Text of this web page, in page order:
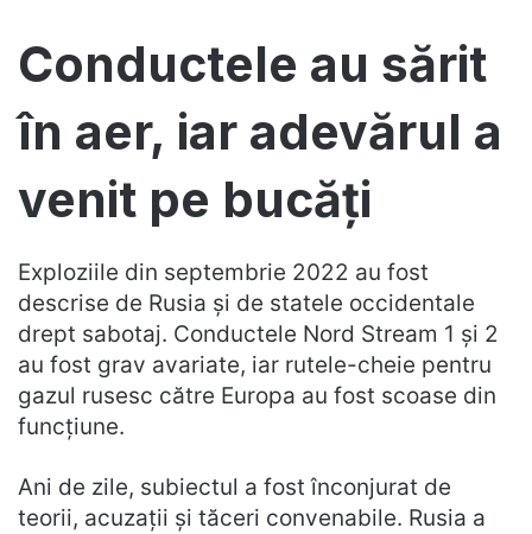
Conductele au sărit
în aer, iar adevărul a
venit pe bucăți
Exploziile din septembrie 2022 au fost
descrise de Rusia și de statele occidentale
drept sabotaj. Conductele Nord Stream 1 și 2
au fost grav avariate, iar rutele-cheie pentru
gazul rusesc către Europa au fost scoase din
funcțiune.
Ani de zile, subiectul a fost înconjurat de
teorii, acuzații și tăceri convenabile. Rusia a